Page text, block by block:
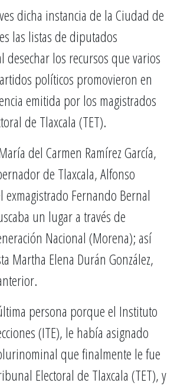
dicha instancia de la Ciudad de
las listas de diputados
los recursos que varios
políticos promovieron en
emitida por los magistrados
de Tlaxcala (TET).
del Carmen Ramírez García,
de Tlaxcala, Alfonso
exmagistrado Fernando Bernal
un lugar a través de
Nacional (Morena); así
Martha Elena Durán González,
persona porque el Instituto
(ITE), le había asignado
que finalmente le fue
Electoral de Tlaxcala (TET), y